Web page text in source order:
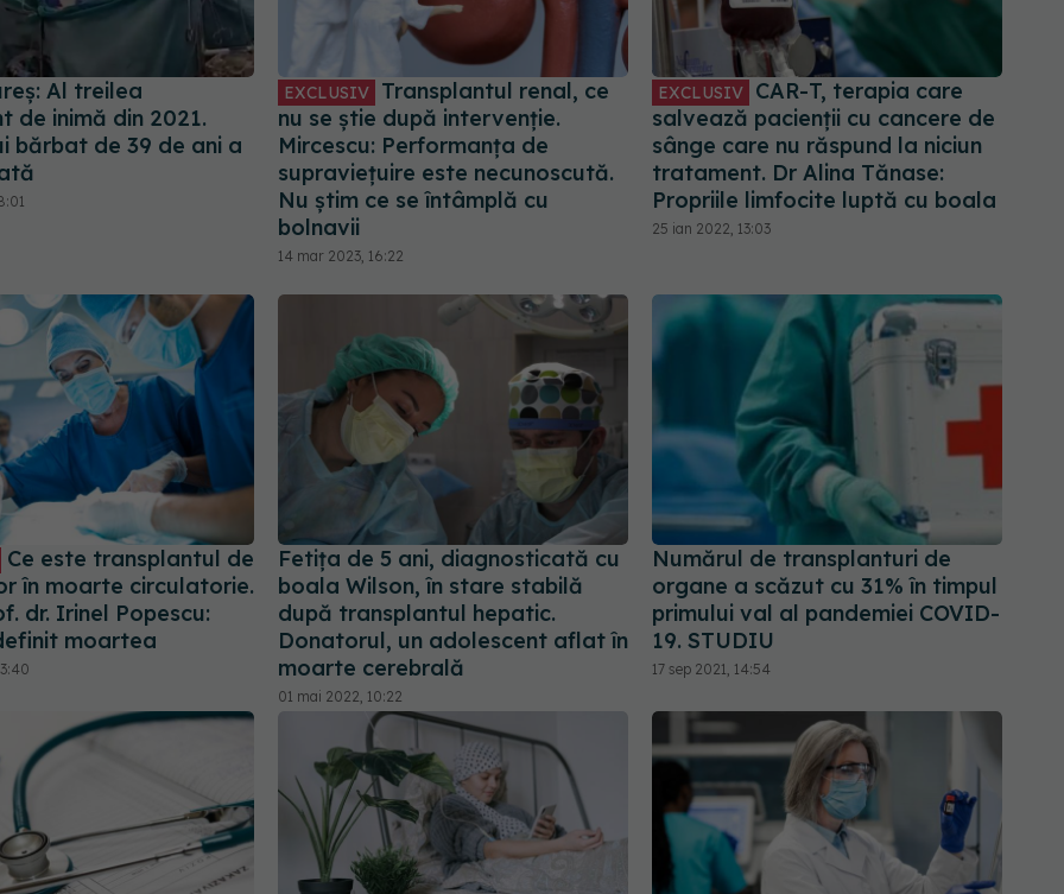
Al treilea
de inimă din 2021.
bărbat de 39 de ani a
EXCLUSIV
Transplantul renal, ce
nu se știe după intervenție.
Mircescu: Performanța de
supraviețuire este necunoscută.
Nu știm ce se întâmplă cu
bolnavii
14 mar 2023, 16:22
EXCLUSIV
CAR-T, terapia care
salvează pacienții cu cancere de
sânge care nu răspund la niciun
tratament. Dr Alina Tănase:
Propriile limfocite luptă cu boala
25 ian 2022, 13:03
Ce este transplantul de
în moarte circulatorie.
dr. Irinel Popescu:
moartea
Fetița de 5 ani, diagnosticată cu
boala Wilson, în stare stabilă
după transplantul hepatic.
Donatorul, un adolescent aflat în
moarte cerebrală
01 mai 2022, 10:22
Numărul de transplanturi de
organe a scăzut cu 31% în timpul
primului val al pandemiei COVID-
19. STUDIU
17 sep 2021, 14:54